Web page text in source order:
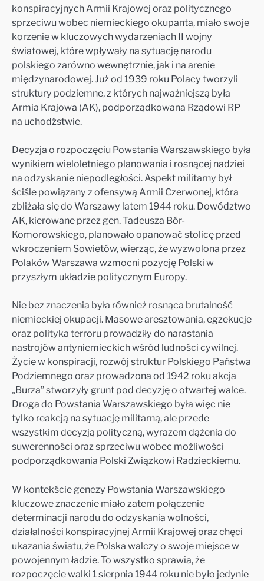
konspiracyjnych Armii Krajowej oraz politycznego
sprzeciwu wobec niemieckiego okupanta, miało swoje
korzenie w kluczowych wydarzeniach II wojny
światowej, które wpływały na sytuację narodu
polskiego zarówno wewnętrznie, jak i na arenie
międzynarodowej. Już od 1939 roku Polacy tworzyli
struktury podziemne, z których najważniejszą była
Armia Krajowa (AK), podporządkowana Rządowi RP
na uchodźstwie.
Decyzja o rozpoczęciu Powstania Warszawskiego była
wynikiem wieloletniego planowania i rosnącej nadziei
na odzyskanie niepodległości. Aspekt militarny był
ściśle powiązany z ofensywą Armii Czerwonej, która
zbliżała się do Warszawy latem 1944 roku. Dowództwo
AK, kierowane przez gen. Tadeusza Bór-
Komorowskiego, planowało opanować stolicę przed
wkroczeniem Sowietów, wierząc, że wyzwolona przez
Polaków Warszawa wzmocni pozycję Polski w
przyszłym układzie politycznym Europy.
Nie bez znaczenia była również rosnąca brutalność
niemieckiej okupacji. Masowe aresztowania, egzekucje
oraz polityka terroru prowadziły do narastania
nastrojów antyniemieckich wśród ludności cywilnej.
Życie w konspiracji, rozwój struktur Polskiego Państwa
Podziemnego oraz prowadzona od 1942 roku akcja
„Burza” stworzyły grunt pod decyzję o otwartej walce.
Droga do Powstania Warszawskiego była więc nie
tylko reakcją na sytuację militarną, ale przede
wszystkim decyzją polityczną, wyrazem dążenia do
suwerenności oraz sprzeciwu wobec możliwości
podporządkowania Polski Związkowi Radzieckiemu.
W kontekście genezy Powstania Warszawskiego
kluczowe znaczenie miało zatem połączenie
determinacji narodu do odzyskania wolności,
działalności konspiracyjnej Armii Krajowej oraz chęci
ukazania światu, że Polska walczy o swoje miejsce w
powojennym ładzie. To wszystko sprawia, że
rozpoczęcie walki 1 sierpnia 1944 roku nie było jedynie